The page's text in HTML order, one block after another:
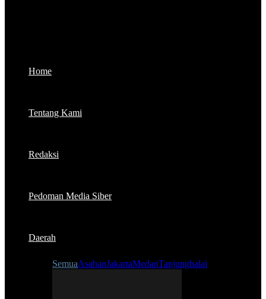
Home
Tentang Kami
Redaksi
Pedoman Media Siber
Daerah
SemuaAsahanJakartaMedanTanjungbalai